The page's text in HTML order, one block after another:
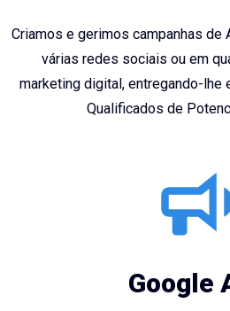
Criamos e gerimos campanhas de
várias redes sociais ou em
marketing digital, entregando-lhe
Qualificados de
Google